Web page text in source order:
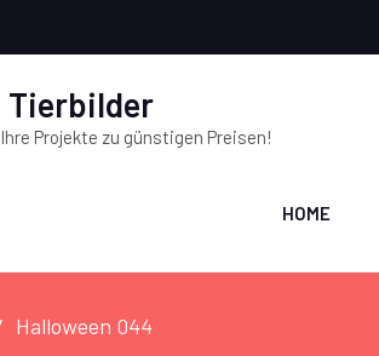
Projekte zu günstigen Preisen!
HOME
Halloween 044